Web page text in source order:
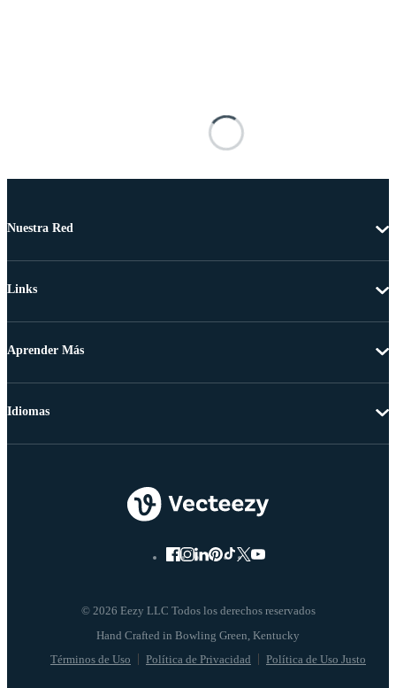
Nuestra Red
Links
Aprender Más
© 2026 Eezy LLC Todos los derechos reservados
Términos de Uso Política de Privacidad Política de Uso Justo
Idiomas